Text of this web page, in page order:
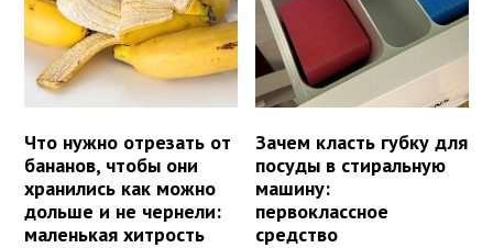
Что нужно отрезать от
бананов, чтобы они
хранились как можно
дольше и не чернели:
маленькая хитрость
Зачем класть губку для
посуды в стиральную
машину:
первоклассное
средство